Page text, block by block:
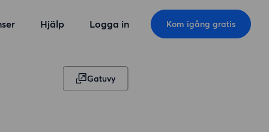
Hjälp Logga in Kom igång gratis
Gatuvy